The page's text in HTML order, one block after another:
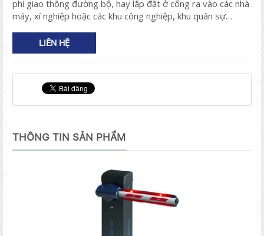
phí giao thông đường bộ, hay lắp đặt ở cổng ra vào các nhà
máy, xí nghiệp hoặc các khu công nghiệp, khu quân sự…
LIÊN HỆ
THÔNG TIN SẢN PHẨM